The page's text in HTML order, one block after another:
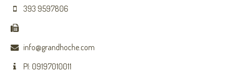
393 9597806
info@grandhoche.com
PI: 09197010011